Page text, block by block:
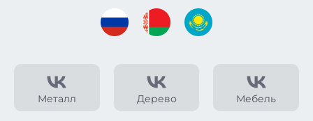
Металл Дерево Мебель